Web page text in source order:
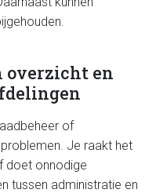
overzicht en
of
Je raakt het
doet onnodige
tussen administratie en